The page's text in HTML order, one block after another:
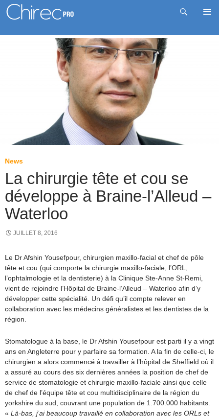
Recherche
News
La chirurgie tête et cou se
développe à Braine-l’Alleud –
Waterloo
JUILLET 8, 2016
Le Dr Afshin Yousefpour, chirurgien maxillo-facial et chef de pôle
tête et cou (qui comporte la chirurgie maxillo-faciale, l’ORL,
l’ophtalmologie et la dentisterie) à la Clinique Ste-Anne St-Remi,
vient de rejoindre l’Hôpital de Braine-l’Alleud – Waterloo afin d’y
développer cette spécialité. Un défi qu’il compte relever en
collaboration avec les médecins généralistes et les dentistes de la
région.
Stomatologue à la base, le Dr Afshin Yousefpour est parti il y a vingt
ans en Angleterre pour y parfaire sa formation. A la fin de celle-ci, le
chirurgien a alors commencé à travailler à l’hôpital de Sheffield où il
a assuré au cours des six dernières années la position de chef de
service de stomatologie et chirurgie maxillo-faciale ainsi que celle
de chef de l’équipe tête et cou multidisciplinaire de la région du
yorkshire du sud, couvrant une population de 1.700.000 habitants.
« Là-bas, j’ai beaucoup travaillé en collaboration avec les ORLs et